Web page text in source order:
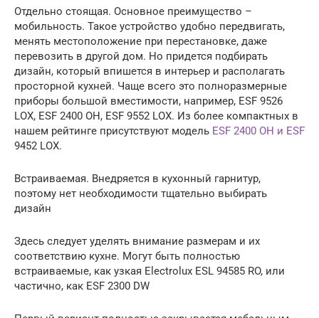
Отдельно стоящая. Основное преимущество –
мобильность. Такое устройство удобно передвигать,
менять местоположение при перестановке, даже
перевозить в другой дом. Но придется подбирать
дизайн, который впишется в интерьер и располагать
просторной кухней. Чаще всего это полноразмерные
приборы большой вместимости, например, ESF 9526
LOX, ESF 2400 OH, ESF 9552 LOX. Из более компактных в
нашем рейтинге присутствуют модель ESF 2400 OH и ESF
9452 LOX.
Встраиваемая. Внедряется в кухонный гарнитур,
поэтому нет необходимости тщательно выбирать
дизайн
Здесь следует уделять внимание размерам и их
соответствию кухне. Могут быть полностью
встраиваемые, как узкая Electrolux ESL 94585 RO, или
частично, как ESF 2300 DW